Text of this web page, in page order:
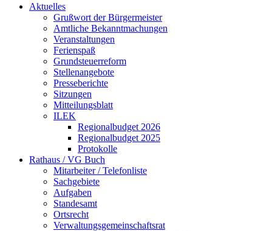
Aktuelles
Grußwort der Bürgermeister
Amtliche Bekanntmachungen
Veranstaltungen
Ferienspaß
Grundsteuerreform
Stellenangebote
Presseberichte
Sitzungen
Mitteilungsblatt
ILEK
Regionalbudget 2026
Regionalbudget 2025
Protokolle
Rathaus / VG Buch
Mitarbeiter / Telefonliste
Sachgebiete
Aufgaben
Standesamt
Ortsrecht
Verwaltungsgemeinschaftsrat